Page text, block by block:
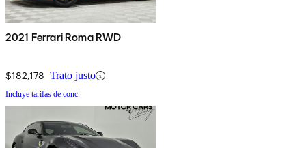
2021 Ferrari Roma RWD
$182,178 Trato justo
Incluye tarifas de conc.